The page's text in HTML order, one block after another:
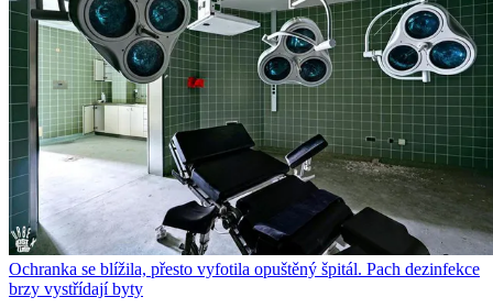
Ochranka se blížila, přesto vyfotila opuštěný špitál. Pach dezinfekce
brzy vystřídají byty